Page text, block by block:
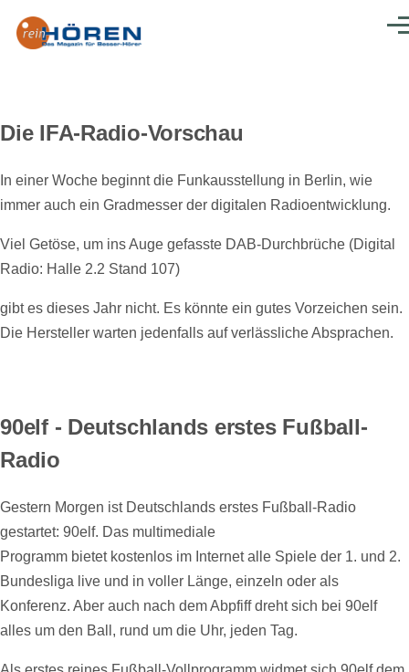
Die IFA-Radio-Vorschau
In einer Woche beginnt die Funkausstellung in Berlin, wie
immer auch ein Gradmesser der digitalen Radioentwicklung.
Viel Getöse, um ins Auge gefasste DAB-Durchbrüche (Digital
Radio: Halle 2.2 Stand 107)
gibt es dieses Jahr nicht. Es könnte ein gutes Vorzeichen sein.
Die Hersteller warten jedenfalls auf verlässliche Absprachen.
90elf - Deutschlands erstes Fußball-
Radio
Gestern Morgen ist Deutschlands erstes Fußball-Radio
gestartet: 90elf. Das multimediale
Programm bietet kostenlos im Internet alle Spiele der 1. und 2.
Bundesliga live und in voller Länge, einzeln oder als
Konferenz. Aber auch nach dem Abpfiff dreht sich bei 90elf
alles um den Ball, rund um die Uhr, jeden Tag.